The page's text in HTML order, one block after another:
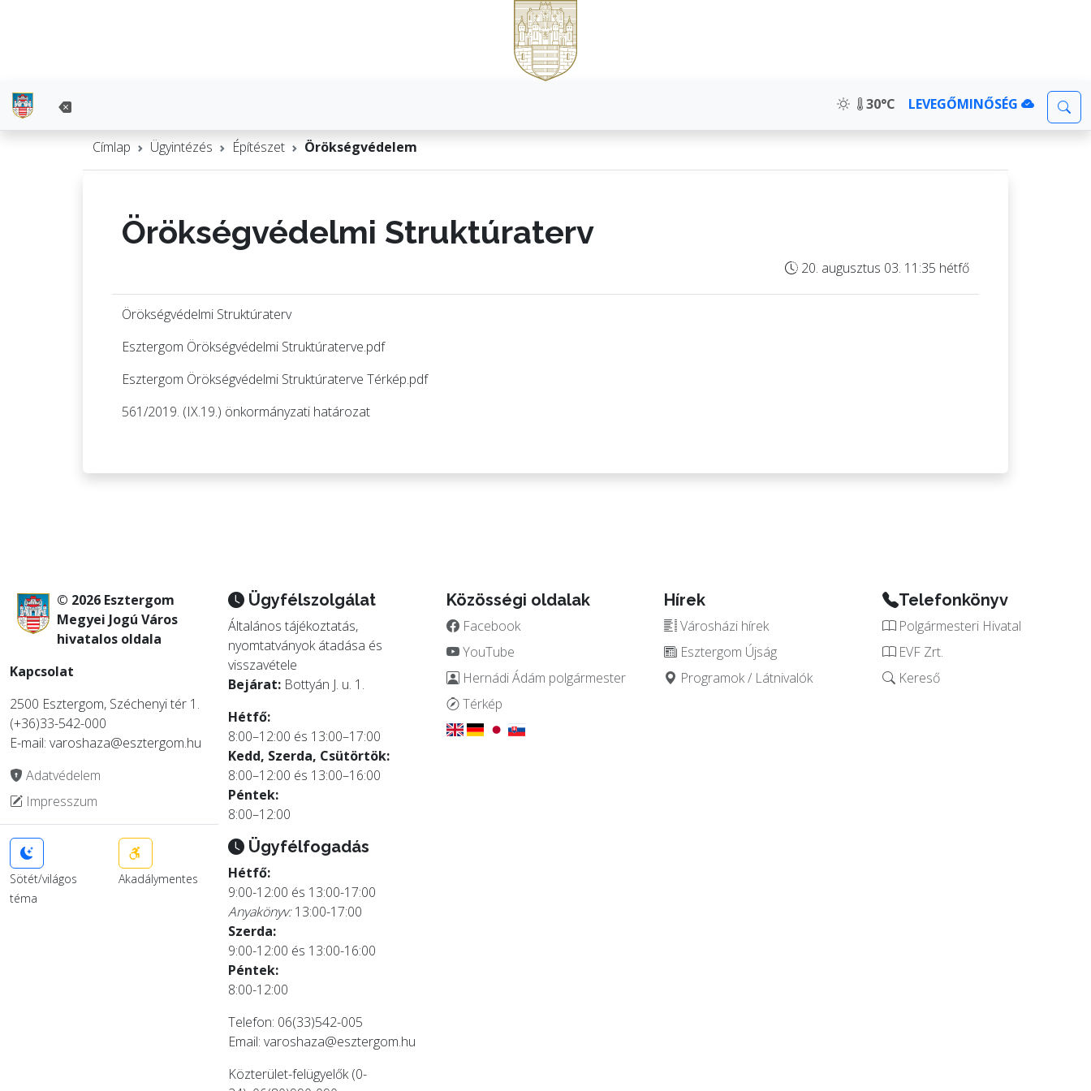
30°C LEVEGŐMINŐSÉG
Címlap Ügyintézés Építészet Örökségvédelem
Örökségvédelmi Struktúraterv
20. augusztus 03. 11:35 hétfő
Örökségvédelmi Struktúraterv
Esztergom Örökségvédelmi Struktúraterve.pdf
Esztergom Örökségvédelmi Struktúraterve Térkép.pdf
561/2019. (IX.19.) önkormányzati határozat
© 2026 Esztergom
Megyei Jogú Város
hivatalos oldala
Kapcsolat
2500 Esztergom, Széchenyi tér 1.
(+36)33-542-000
E-mail: varoshaza@esztergom.hu
Adatvédelem
Impresszum
Sötét/világos
téma
Akadálymentes
Ügyfélszolgálat
Általános tájékoztatás,
nyomtatványok átadása és
visszavétele
Bejárat:Bottyán J. u. 1.
Hétfő:
8:00–12:00 és 13:00–17:00
Kedd, Szerda, Csütörtök:
8:00–12:00 és 13:00–16:00
Péntek:
8:00–12:00
Ügyfélfogadás
Hétfő:
9:00-12:00 és 13:00-17:00
Anyakönyv:13:00-17:00
Szerda:
9:00-12:00 és 13:00-16:00
Péntek:
8:00-12:00
Telefon: 06(33)542-005
Email: varoshaza@esztergom.hu
Közterület-felügyelők (0-
Közösségi oldalak
Facebook
YouTube
Hernádi Ádám polgármester
Térkép
Hírek
Városházi hírek
Esztergom Újság
Programok / Látnivalók
Telefonkönyv
Polgármesteri Hivatal
EVF Zrt.
Kereső